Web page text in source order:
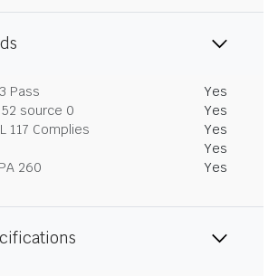
Pass
Yes
source 0
Yes
117 Complies
Yes
Yes
260
Yes